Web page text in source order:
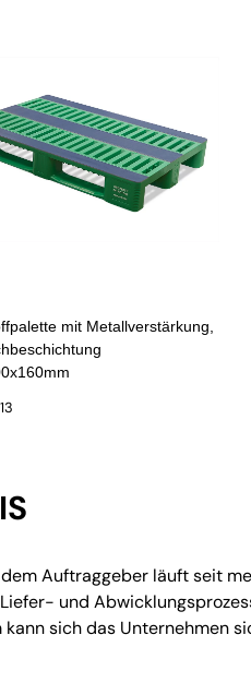
mit Metallverstärkung,
Auftraggeber läuft seit
und
kann sich das Unternehmen